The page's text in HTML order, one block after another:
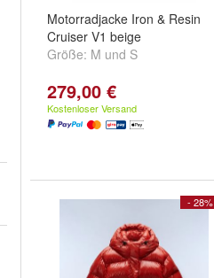
Motorradjacke Iron & Resin
Cruiser V1 beige
Größe: M und S
279,00 €
Kostenloser Versand
- 28%